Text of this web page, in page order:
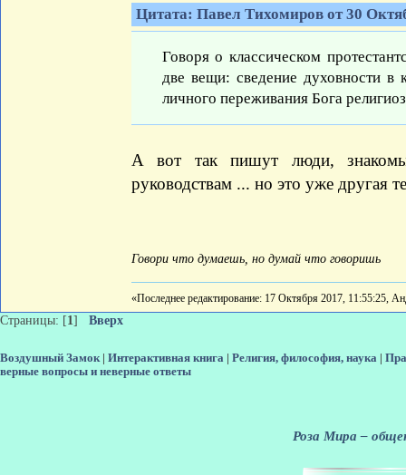
Цитата: Павел Тихомиров от 30
Говоря о классическом
две вещи: сведение духовности в
личного переживания Бога
А вот так пишут люди,
руководствам ... но это уже другая
Говори что думаешь, но думай что говоришь
«Последнее редактирование: 17 Октября 2017, 11:55:25,
Страницы: [1] Вверх
Воздушный Замок| Интерактивная книга Религия, философия, наука
верные вопросы и неверные ответы
Роза Мира –